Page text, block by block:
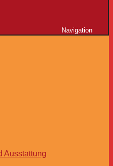
Navigation
Ausstattung